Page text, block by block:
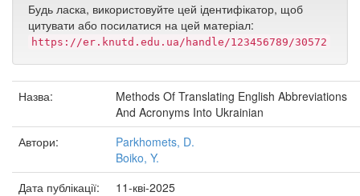
Будь ласка, використовуйте цей ідентифікатор, щоб
цитувати або посилатися на цей матеріал:
https://er.knutd.edu.ua/handle/123456789/30572
Назва:
Methods Of Translating English Abbreviations
And Acronyms Into Ukrainian
Автори:
Parkhomets, D.
Boiko, Y.
Дата публікації:
11-кві-2025